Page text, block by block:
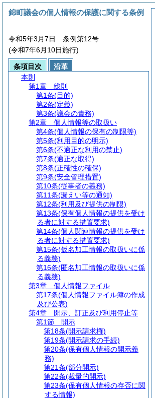
錦町議会の個人情報の保護に関する条例
令和5年3月7日 条例第12号
(令和7年6月10日施行)
条項目次
沿革
本則
第1章
総則
第1条(目的)
第2条(定義)
第3条(議会の責務)
第2章
個人情報等の取扱い
第4条(個人情報の保有の制限等)
第5条(利用目的の明示)
第6条(不適正な利用の禁止)
第7条(適正な取得)
第8条(正確性の確保)
第9条(安全管理措置)
第10条(従事者の義務)
第11条(漏えい等の通知)
第12条(利用及び提供の制限)
第13条(保有個人情報の提供を受け
る者に対する措置要求)
第14条(個人関連情報の提供を受け
る者に対する措置要求)
第15条(仮名加工情報の取扱いに係
る義務)
第16条(匿名加工情報の取扱いに係
る義務)
第3章
個人情報ファイル
第17条(個人情報ファイル簿の作成
及び公表)
第4章
開示、訂正及び利用停止等
第1節
開示
第18条(開示請求権)
第19条(開示請求の手続)
第20条(保有個人情報の開示義
務)
第21条(部分開示)
第22条(裁量的開示)
第23条(保有個人情報の存否に関
する情報)